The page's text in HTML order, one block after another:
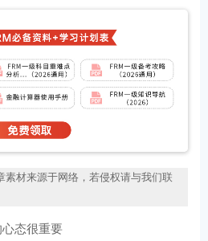
素材来源于网络，若侵权请与我们联
态很重要